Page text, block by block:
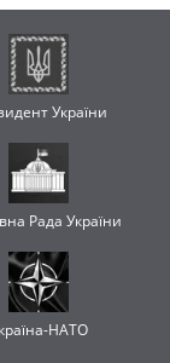
України
Рада України
НАТО